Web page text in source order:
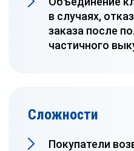
в случаях,
заказа после
частичного
Сложности
Покупатели